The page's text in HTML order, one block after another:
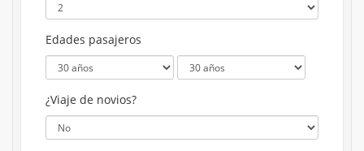
Edades pasajeros
¿Viaje de novios?